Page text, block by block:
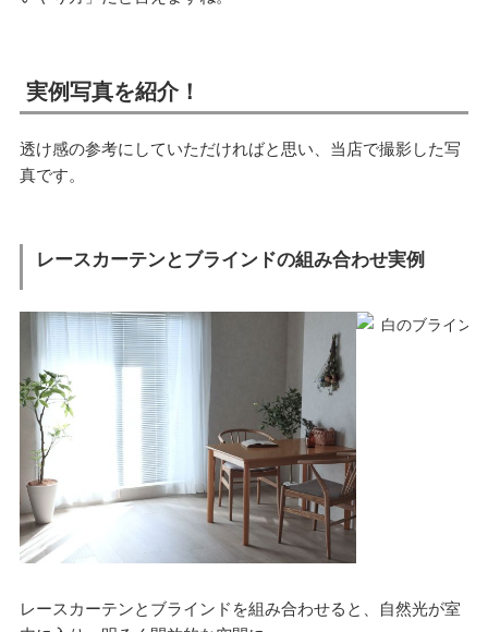
実例写真を紹介！
透け感の参考にしていただければと思い、当店で撮影した写
真です。
レースカーテンとブラインドの組み合わせ実例
レースカーテンとブラインドを組み合わせると、自然光が室